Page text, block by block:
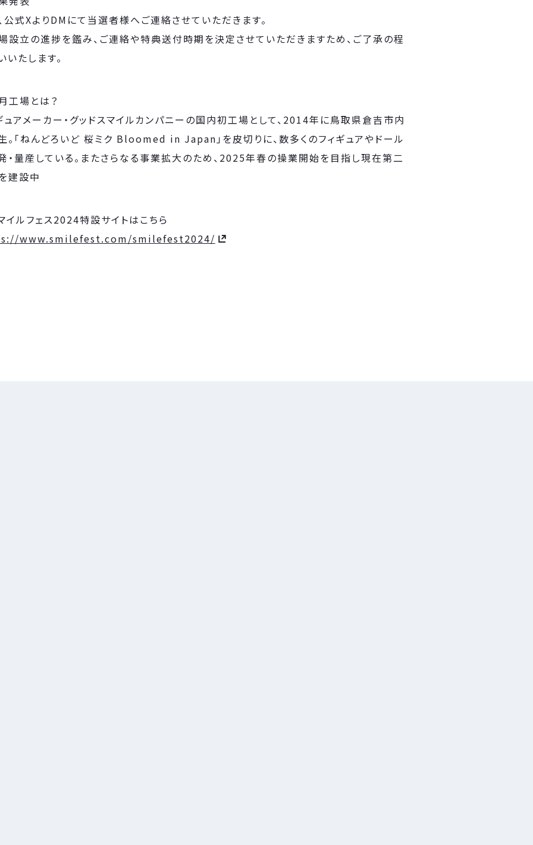
公式XよりDMにて当選者様へご連絡させていただきます。
立の進捗を鑑み、ご連絡や特典送付時期を決定させていただきますため、ご了承の程
いたします。
工場とは？
ュアメーカー・グッドスマイルカンパニーの国内初工場として、2014年に鳥取県倉吉市内
。「ねんどろいど 桜ミク Bloomed in Japan」を皮切りに、数多くのフィギュアやドール
・量産している。またさらなる事業拡大のため、2025年春の操業開始を目指し現在第二
建設中
ルフェス2024特設サイトはこちら
www.smilefest.com/smilefest2024/